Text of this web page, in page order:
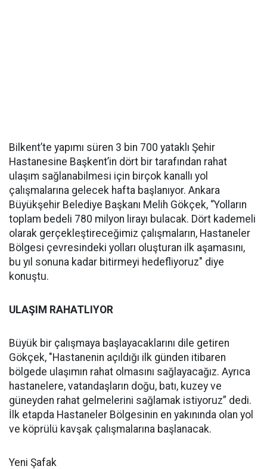
Bilkent’te yapımı süren 3 bin 700 yataklı Şehir
Hastanesine Başkent’in dört bir tarafından rahat
ulaşım sağlanabilmesi için birçok kanallı yol
çalışmalarına gelecek hafta başlanıyor. Ankara
Büyükşehir Belediye Başkanı Melih Gökçek, “Yolların
toplam bedeli 780 milyon lirayı bulacak. Dört kademeli
olarak gerçekleştireceğimiz çalışmaların, Hastaneler
Bölgesi çevresindeki yolları oluşturan ilk aşamasını,
bu yıl sonuna kadar bitirmeyi hedefliyoruz" diye
konuştu.
ULAŞIM RAHATLIYOR
Büyük bir çalışmaya başlayacaklarını dile getiren
Gökçek, "Hastanenin açıldığı ilk günden itibaren
bölgede ulaşımın rahat olmasını sağlayacağız. Ayrıca
hastanelere, vatandaşların doğu, batı, kuzey ve
güneyden rahat gelmelerini sağlamak istiyoruz” dedi.
İlk etapda Hastaneler Bölgesinin en yakınında olan yol
ve köprülü kavşak çalışmalarına başlanacak.
Yeni Şafak